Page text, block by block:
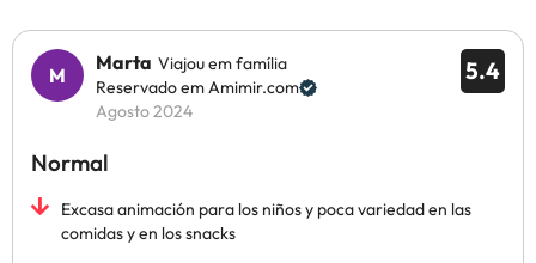
5.4
Marta Viajou em família
Reservado em Amimir.com
Agosto 2024
Normal
Excasa animación para los niños y poca variedad en las
comidas y en los snacks